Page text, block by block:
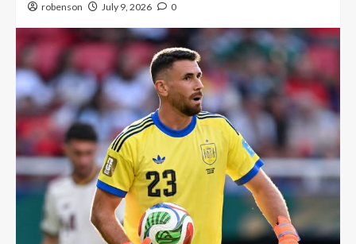
robenson July 9, 2026 0